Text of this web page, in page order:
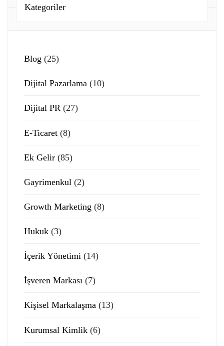
Kategoriler
Blog (25)
Dijital Pazarlama (10)
Dijital PR (27)
E-Ticaret (8)
Ek Gelir (85)
Gayrimenkul (2)
Growth Marketing (8)
Hukuk (3)
İçerik Yönetimi (14)
İşveren Markası (7)
Kişisel Markalaşma (13)
Kurumsal Kimlik (6)